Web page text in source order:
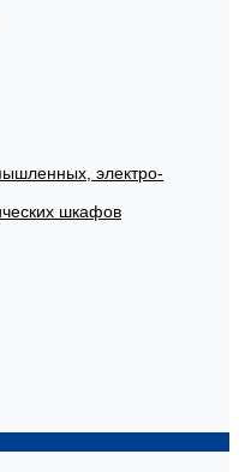
электро-
шкафов